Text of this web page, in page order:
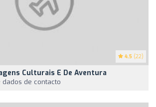
4.5 (22)
Culturais E De Aventura
dados de contacto